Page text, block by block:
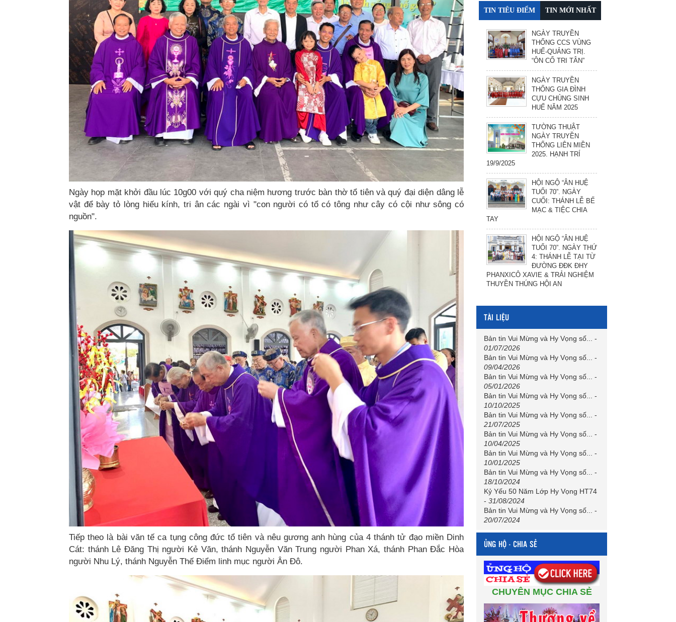
Ngày họp mặt khởi đầu lúc 10g00 với quý cha niệm hương trước bàn thờ tổ tiên và quý đại diện dâng lễ
vật để bày tỏ lòng hiếu kính, tri ân các ngài vì "con người có tổ có tông như cây có cội như sông có
nguồn".
Tiếp theo là bài văn tế ca tụng công đức tổ tiên và nêu gương anh hùng của 4 thánh tử đạo miền Dinh
Cát: thánh Lê Đăng Thị người Kẻ Văn, thánh Nguyễn Văn Trung người Phan Xá, thánh Phan Đắc Hòa
người Nhu Lý, thánh Nguyễn Thế Điểm linh mục người Ân Đô.
TIN TIÊU ĐIỂM TIN MỚI NHẤT
NGÀY TRUYỀN
THỐNG CCS VÙNG
HUẾ-QUẢNG TRỊ.
“ÔN CỐ TRI TÂN”
NGÀY TRUYỀN
THỐNG GIA ĐÌNH
CỰU CHỦNG SINH
HUẾ NĂM 2025
TƯỜNG THUẬT
NGÀY TRUYỀN
THỐNG LIÊN MIỀN
2025. HẠNH TRÍ
19/9/2025
HỘI NGỘ “ÂN HUỆ
TUỔI 70”. NGÀY
CUỐI: THÁNH LỄ BẾ
MẠC & TIỆC CHIA
TAY
HỘI NGỘ “ÂN HUỆ
TUỔI 70”. NGÀY THỨ
4: THÁNH LỄ TẠI TỪ
ĐƯỜNG ĐĐK ĐHY
PHANXICÔ XAVIE & TRẢI NGHIỆM
THUYỀN THÚNG HỘI AN
TÀI LIỆU
Bản tin Vui Mừng và Hy Vọng số...
-
01/07/2026
Bản tin Vui Mừng và Hy Vọng số...
-
09/04/2026
Bản tin Vui Mừng và Hy Vọng số...
-
05/01/2026
Bản tin Vui Mừng và Hy Vọng số...
-
10/10/2025
Bản tin Vui Mừng và Hy Vọng số...
-
21/07/2025
Bản tin Vui Mừng và Hy Vọng số...
-
10/04/2025
Bản tin Vui Mừng và Hy Vọng số...
-
10/01/2025
Bản tin Vui Mừng và Hy Vọng số...
-
18/10/2024
Kỷ Yếu 50 Năm Lớp Hy Vọng HT74
- 31/08/2024
Bản tin Vui Mừng và Hy Vọng số...
-
20/07/2024
ỦNG HỘ - CHIA SẺ
CHUYÊN MỤC CHIA SẺ